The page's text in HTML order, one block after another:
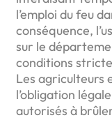
l’emploi du feu
conséquence,
sur le
conditions
Les agriculteurs
l’obligation
autorisés à